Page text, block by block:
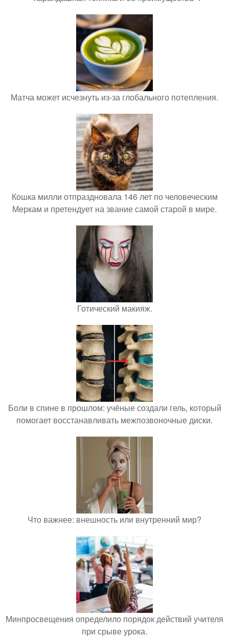
Матча может исчезнуть из-за глобального потепления.
Кошка милли отпраздновала 146 лет по человеческим
Меркам и претендует на звание самой старой в мире.
Готический макияж.
Боли в спине в прошлом: учёные создали гель, который
помогает восстанавливать межпозвоночные диски.
Что важнее: внешность или внутренний мир?
Минпросвещения определило порядок действий учителя
при срыве урока.